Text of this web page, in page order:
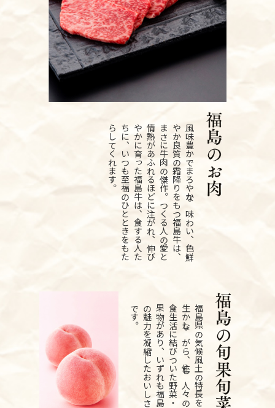
風
味
豊
か
で
ま
ろ
や
か
な
味
わ
い
、
色
鮮
や
か
良
質
の
霜
降
り
を
も
つ
福
島
牛
は
、
ま
さ
に
牛
肉
の
傑
作
。
つ
く
る
人
の
愛
と
情
熱
が
あ
ふ
れ
る
ほ
ど
に
注
が
れ
、
伸
び
や
か
に
育
っ
た
福
島
牛
は
、
食
す
る
人
た
ち
に
、
い
つ
も
至
福
の
ひ
と
と
き
を
も
た
ら
し
て
く
れ
ま
す
。
福
島
県
の
気
候
風
土
の
特
長
を
生
か
し
な
が
ら
、
住
む
人
々
の
食
生
活
に
結
び
つ
い
た
野
菜
・
果
物
が
あ
り
、
い
ず
れ
も
福
島
の
魅
力
を
凝
縮
し
た
お
い
し
さ
で
す
。